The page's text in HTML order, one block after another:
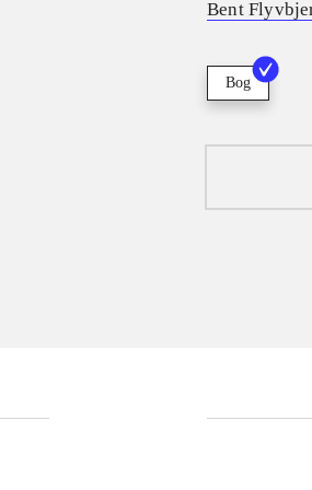
Bent
Bog